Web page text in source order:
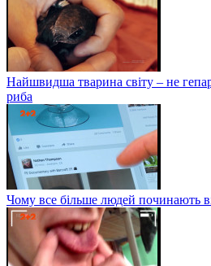
Найшвидша тварина світу – не
риба
Чому все більше людей починають